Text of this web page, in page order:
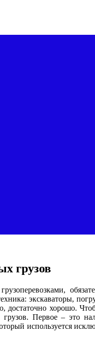
грузов
грузоперевозками,
экскаваторы,
хорошо.
грузов. Первое – это
используется